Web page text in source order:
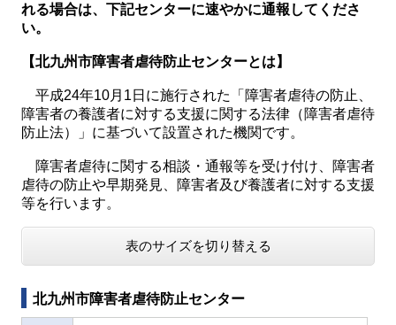
れる場合は、下記センターに速やかに通報してくださ
い。
【北九州市障害者虐待防止センターとは】
平成24年10月1日に施行された「障害者虐待の防止、
障害者の養護者に対する支援に関する法律（障害者虐待
防止法）」に基づいて設置された機関です。
障害者虐待に関する相談・通報等を受け付け、障害者
虐待の防止や早期発見、障害者及び養護者に対する支援
等を行います。
表のサイズを切り替える
北九州市障害者虐待防止センター